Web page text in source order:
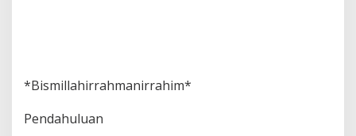
m
*Bismillahirrahmanirrahim*
Pendahuluan